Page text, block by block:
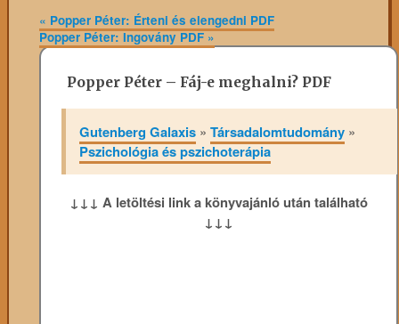
« Popper Péter: Érteni és elengedni PDF
Popper Péter: Ingovány PDF»
Popper Péter – Fáj-e meghalni? PDF
Gutenberg Galaxis »Társadalomtudomány »
Pszichológia és pszichoterápia
↓↓↓ A letöltési link a könyvajánló után található
↓↓↓